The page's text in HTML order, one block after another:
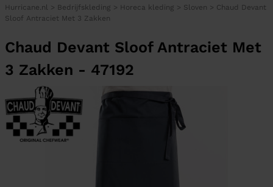
Hurricane.nl > Bedrijfskleding > Horeca kleding > Sloven > Chaud Devant
Sloof Antraciet Met 3 Zakken
Chaud Devant Sloof Antraciet Met
3 Zakken - 47192